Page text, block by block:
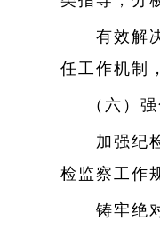
有效解决
任工作机制
（六）
加强纪检
检监察工作
铸牢绝对